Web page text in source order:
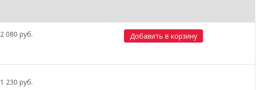
2 080 руб.
1 230 руб.